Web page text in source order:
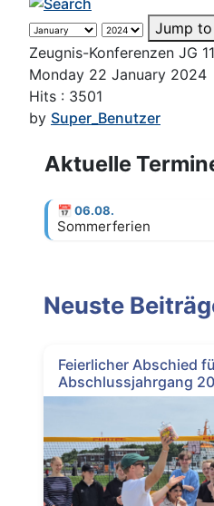
Jump
Zeugnis-Konferenzen JG 11
Monday 22 January 2024
Hits : 3501
by Super_Benutzer
Aktuelle
📅 06.08.
Sommerferien
Neuste
Feierlicher Abschied
Abschlussjahrgang